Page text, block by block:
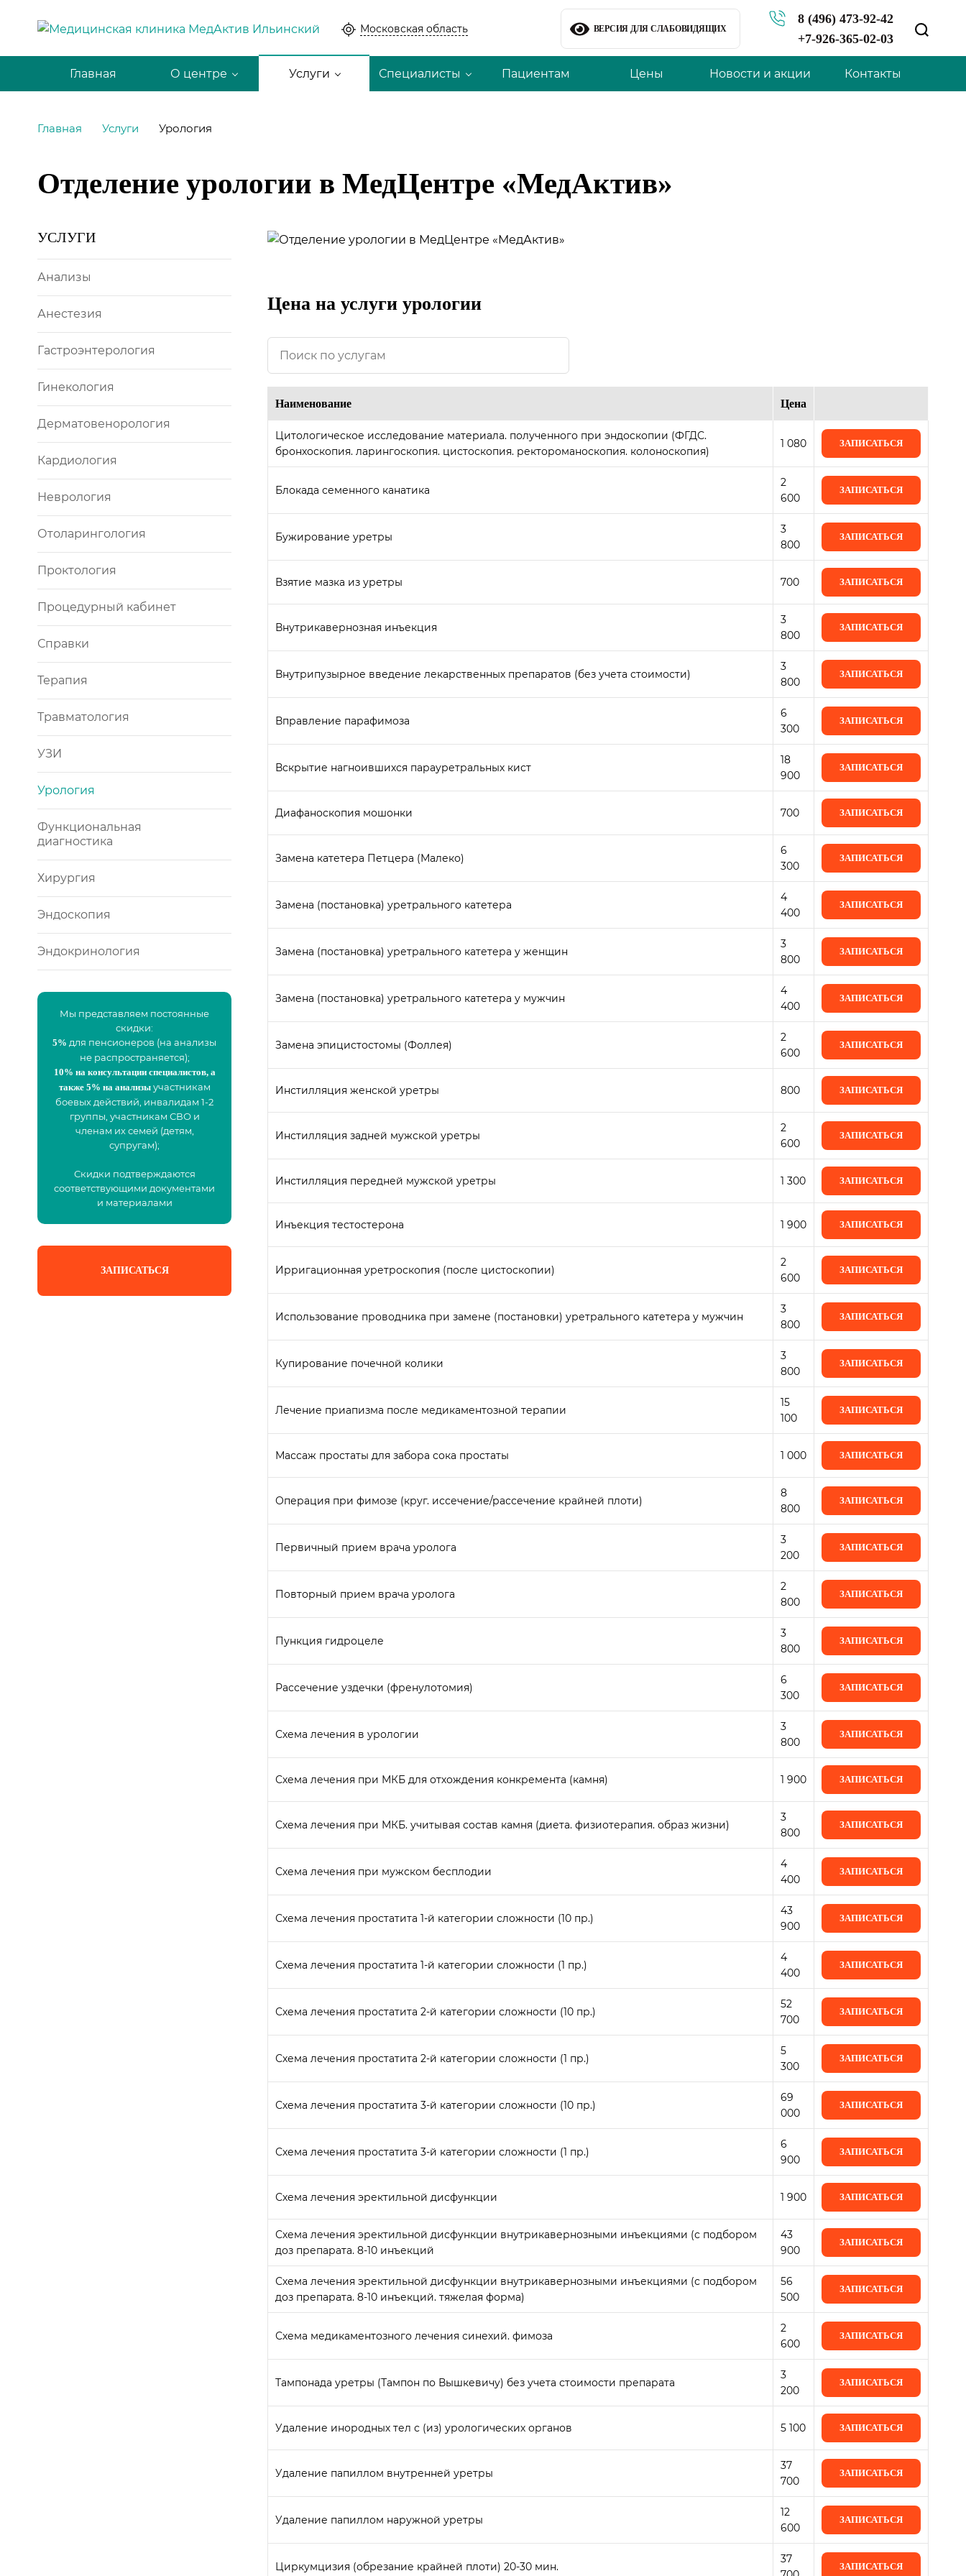
Московская область ВЕРСИЯ ДЛЯ СЛАБОВИДЯЩИХ
8 (496) 473-92-42
+7-926-365-02-03
Главная О центре Услуги Специалисты Пациентам Цены Новости и акции Контакты
Главная Услуги Урология
Отделение урологии в МедЦентре «МедАктив»
УСЛУГИ
Анализы
Анестезия
Гастроэнтерология
Гинекология
Дерматовенорология
Кардиология
Неврология
Отоларингология
Проктология
Процедурный кабинет
Справки
Терапия
Травматология
УЗИ
Урология
Функциональная
диагностика
Хирургия
Эндоскопия
Эндокринология
Мы представляем постоянные
скидки:
5% для пенсионеров (на анализы
не распространяется);
10% на консультации специалистов, а
также 5% на анализы участникам
боевых действий, инвалидам 1-2
группы, участникам СВО и
членам их семей (детям,
супругам);
Скидки подтверждаются
соответствующими документами
и материалами
ЗАПИСАТЬСЯ
Цена на услуги урологии
Наименование Цена
Цитологическое исследование материала. полученного при эндоскопии (ФГДС.
бронхоскопия. ларингоскопия. цистоскопия. ректороманоскопия. колоноскопия)
1 080 ЗАПИСАТЬСЯ
Блокада семенного канатика
2
600
ЗАПИСАТЬСЯ
Бужирование уретры
3
800
ЗАПИСАТЬСЯ
Взятие мазка из уретры 700 ЗАПИСАТЬСЯ
Внутрикавернозная инъекция
3
800
ЗАПИСАТЬСЯ
Внутрипузырное введение лекарственных препаратов (без учета стоимости)
3
800
ЗАПИСАТЬСЯ
Вправление парафимоза
6
300
ЗАПИСАТЬСЯ
Вскрытие нагноившихся парауретральных кист
18
900
ЗАПИСАТЬСЯ
Диафаноскопия мошонки 700 ЗАПИСАТЬСЯ
Замена катетера Петцера (Малеко)
6
300
ЗАПИСАТЬСЯ
Замена (постановка) уретрального катетера
4
400
ЗАПИСАТЬСЯ
Замена (постановка) уретрального катетера у женщин
3
800
ЗАПИСАТЬСЯ
Замена (постановка) уретрального катетера у мужчин
4
400
ЗАПИСАТЬСЯ
Замена эпицистостомы (Фоллея)
2
600
ЗАПИСАТЬСЯ
Инстилляция женской уретры 800 ЗАПИСАТЬСЯ
Инстилляция задней мужской уретры
2
600
ЗАПИСАТЬСЯ
Инстилляция передней мужской уретры 1 300 ЗАПИСАТЬСЯ
Инъекция тестостерона 1 900 ЗАПИСАТЬСЯ
Ирригационная уретроскопия (после цистоскопии)
2
600
ЗАПИСАТЬСЯ
Использование проводника при замене (постановки) уретрального катетера у мужчин
3
800
ЗАПИСАТЬСЯ
Купирование почечной колики
3
800
ЗАПИСАТЬСЯ
Лечение приапизма после медикаментозной терапии
15
100
ЗАПИСАТЬСЯ
Массаж простаты для забора сока простаты 1 000 ЗАПИСАТЬСЯ
Операция при фимозе (круг. иссечение/рассечение крайней плоти)
8
800
ЗАПИСАТЬСЯ
Первичный прием врача уролога
3
200
ЗАПИСАТЬСЯ
Повторный прием врача уролога
2
800
ЗАПИСАТЬСЯ
Пункция гидроцеле
3
800
ЗАПИСАТЬСЯ
Рассечение уздечки (френулотомия)
6
300
ЗАПИСАТЬСЯ
Схема лечения в урологии
3
800
ЗАПИСАТЬСЯ
Схема лечения при МКБ для отхождения конкремента (камня) 1 900 ЗАПИСАТЬСЯ
Схема лечения при МКБ. учитывая состав камня (диета. физиотерапия. образ жизни)
3
800
ЗАПИСАТЬСЯ
Схема лечения при мужском бесплодии
4
400
ЗАПИСАТЬСЯ
Схема лечения простатита 1-й категории сложности (10 пр.)
43
900
ЗАПИСАТЬСЯ
Схема лечения простатита 1-й категории сложности (1 пр.)
4
400
ЗАПИСАТЬСЯ
Схема лечения простатита 2-й категории сложности (10 пр.)
52
700
ЗАПИСАТЬСЯ
Схема лечения простатита 2-й категории сложности (1 пр.)
5
300
ЗАПИСАТЬСЯ
Схема лечения простатита 3-й категории сложности (10 пр.)
69
000
ЗАПИСАТЬСЯ
Схема лечения простатита 3-й категории сложности (1 пр.)
6
900
ЗАПИСАТЬСЯ
Схема лечения эректильной дисфункции 1 900 ЗАПИСАТЬСЯ
Схема лечения эректильной дисфункции внутрикавернозными инъекциями (с подбором
доз препарата. 8-10 инъекций
43
900
ЗАПИСАТЬСЯ
Схема лечения эректильной дисфункции внутрикавернозными инъекциями (с подбором
доз препарата. 8-10 инъекций. тяжелая форма)
56
500
ЗАПИСАТЬСЯ
Схема медикаментозного лечения синехий. фимоза
2
600
ЗАПИСАТЬСЯ
Тампонада уретры (Тампон по Вышкевичу) без учета стоимости препарата
3
200
ЗАПИСАТЬСЯ
Удаление инородных тел с (из) урологических органов 5 100 ЗАПИСАТЬСЯ
Удаление папиллом внутренней уретры
37
700
ЗАПИСАТЬСЯ
Удаление папиллом наружной уретры
12
600
ЗАПИСАТЬСЯ
Циркумцизия (обрезание крайней плоти) 20-30 мин.
37
ЗАПИСАТЬСЯ